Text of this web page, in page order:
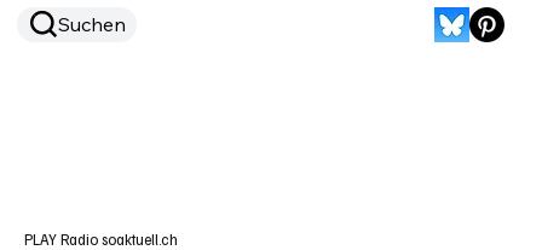
Suchen
PLAY Radio soaktuell.ch